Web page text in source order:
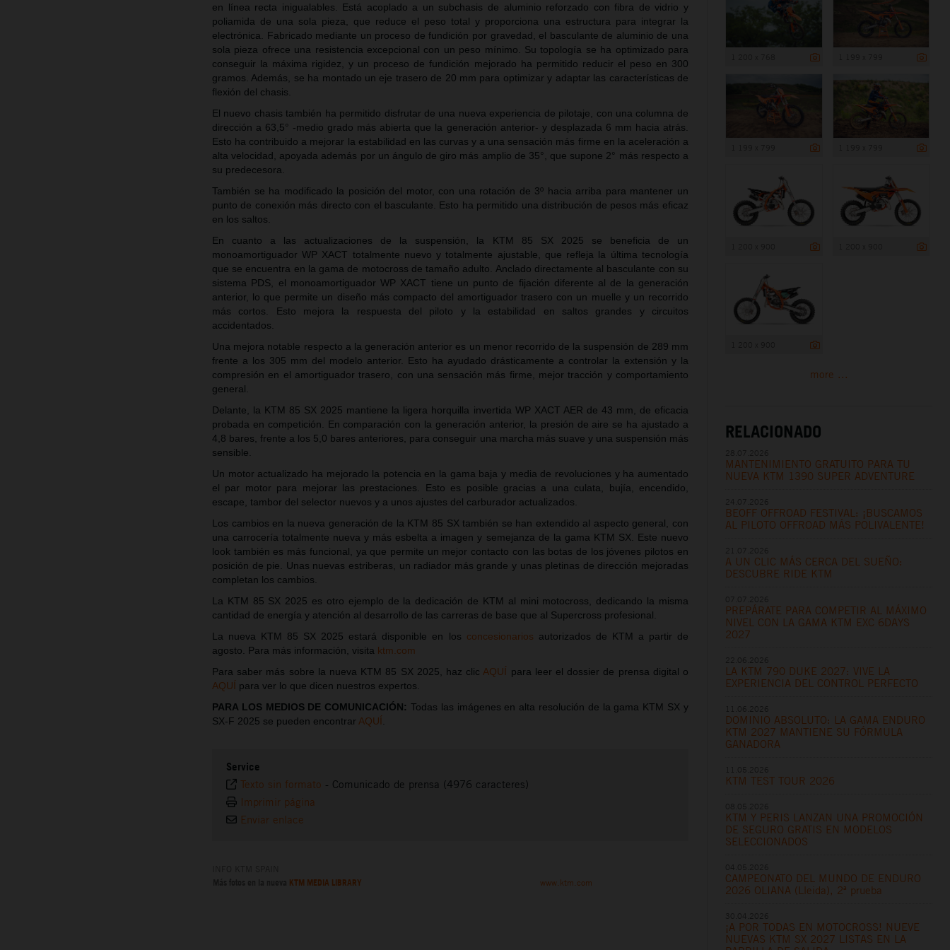
en línea recta inigualables. Está acoplado a un subchasis de aluminio reforzado con fibra de vidrio y
poliamida de una sola pieza, que reduce el peso total y proporciona una estructura para integrar la
electrónica. Fabricado mediante un proceso de fundición por gravedad, el basculante de aluminio de una
sola pieza ofrece una resistencia excepcional con un peso mínimo. Su topología se ha optimizado para
conseguir la máxima rigidez, y un proceso de fundición mejorado ha permitido reducir el peso en 300
gramos. Además, se ha montado un eje trasero de 20 mm para optimizar y adaptar las características de
flexión del chasis.
El nuevo chasis también ha permitido disfrutar de una nueva experiencia de pilotaje, con una columna de
dirección a 63,5° -medio grado más abierta que la generación anterior- y desplazada 6 mm hacia atrás.
Esto ha contribuido a mejorar la estabilidad en las curvas y a una sensación más firme en la aceleración a
alta velocidad, apoyada además por un ángulo de giro más amplio de 35°, que supone 2° más respecto a
su predecesora.
También se ha modificado la posición del motor, con una rotación de 3º hacia arriba para mantener un
punto de conexión más directo con el basculante. Esto ha permitido una distribución de pesos más eficaz
en los saltos.
En cuanto a las actualizaciones de la suspensión, la KTM 85 SX 2025 se beneficia de un
monoamortiguador WP XACT totalmente nuevo y totalmente ajustable, que refleja la última tecnología
que se encuentra en la gama de motocross de tamaño adulto. Anclado directamente al basculante con su
sistema PDS, el monoamortiguador WP XACT tiene un punto de fijación diferente al de la generación
anterior, lo que permite un diseño más compacto del amortiguador trasero con un muelle y un recorrido
más cortos. Esto mejora la respuesta del piloto y la estabilidad en saltos grandes y circuitos
accidentados.
Una mejora notable respecto a la generación anterior es un menor recorrido de la suspensión de 289 mm
frente a los 305 mm del modelo anterior. Esto ha ayudado drásticamente a controlar la extensión y la
compresión en el amortiguador trasero, con una sensación más firme, mejor tracción y comportamiento
general.
Delante, la KTM 85 SX 2025 mantiene la ligera horquilla invertida WP XACT AER de 43 mm, de eficacia
probada en competición. En comparación con la generación anterior, la presión de aire se ha ajustado a
4,8 bares, frente a los 5,0 bares anteriores, para conseguir una marcha más suave y una suspensión más
sensible.
Un motor actualizado ha mejorado la potencia en la gama baja y media de revoluciones y ha aumentado
el par motor para mejorar las prestaciones. Esto es posible gracias a una culata, bujía, encendido,
escape, tambor del selector nuevos y a unos ajustes del carburador actualizados.
Los cambios en la nueva generación de la KTM 85 SX también se han extendido al aspecto general, con
una carrocería totalmente nueva y más esbelta a imagen y semejanza de la gama KTM SX. Este nuevo
look también es más funcional, ya que permite un mejor contacto con las botas de los jóvenes pilotos en
posición de pie. Unas nuevas estriberas, un radiador más grande y unas pletinas de dirección mejoradas
completan los cambios.
La KTM 85 SX 2025 es otro ejemplo de la dedicación de KTM al mini motocross, dedicando la misma
cantidad de energía y atención al desarrollo de las carreras de base que al Supercross profesional.
La nueva KTM 85 SX 2025 estará disponible en los concesionarios autorizados de KTM a partir de
agosto. Para más información, visita ktm.com
Para saber más sobre la nueva KTM 85 SX 2025, haz clic AQUÍ para leer el dossier de prensa digital o
AQUÍ para ver lo que dicen nuestros expertos.
PARA LOS MEDIOS DE COMUNICACIÓN: Todas las imágenes en alta resolución de la gama KTM SX y
SX-F 2025 se pueden encontrar AQUÍ
Service
Texto sin formato - Comunicado de prensa (4976 caracteres)
Imprimir página
Enviar enlace
KTM MEDIA LIBRARY www.ktm.com
more ...
RELACIONADO
MANTENIMIENTO GRATUITO PARA TU
NUEVA KTM 1390 SUPER ADVENTURE
BEOFF OFFROAD FESTIVAL: ¡BUSCAMOS
AL PILOTO OFFROAD MÁS POLIVALENTE!
A UN CLIC MÁS CERCA DEL SUEÑO:
DESCUBRE RIDE KTM
PREPÁRATE PARA COMPETIR AL MÁXIMO
NIVEL CON LA GAMA KTM EXC 6DAYS
2027
LA KTM 790 DUKE 2027: VIVE LA
EXPERIENCIA DEL CONTROL PERFECTO
DOMINIO ABSOLUTO: LA GAMA ENDURO
KTM 2027 MANTIENE SU FÓRMULA
GANADORA
KTM TEST TOUR 2026
KTM Y PERIS LANZAN UNA PROMOCIÓN
DE SEGURO GRATIS EN MODELOS
SELECCIONADOS
CAMPEONATO DEL MUNDO DE ENDURO
2026 OLIANA (Lleida), 2ª prueba
¡A POR TODAS EN MOTOCROSS! NUEVE
NUEVAS KTM SX 2027 LISTAS EN LA